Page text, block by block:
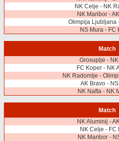
NK Celje - NK
NK Maribor -
Olimpija Ljubljana
NS Mura - FC
Match
Grosuplje -
FC Koper - NK
NK Radomlje -
AK Bravo -
NK Nafta - NK
Match
NK Aluminij -
NK Celje - FC
NK Maribor -